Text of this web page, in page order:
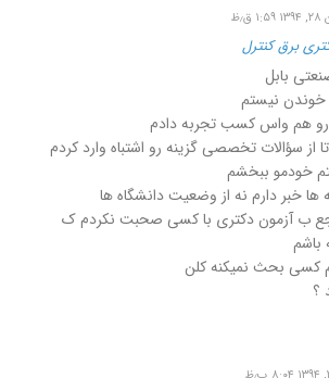
برق کنترل
بابل
نیستم
رو هم واس کسب تجربه دادم
از سؤالات تخصصی گزینه رو اشتباه وارد کردم
خودمو ببخشم
ها خبر دارم نه از وضعیت دانشگاه ها
ب آزمون دکتری با کسی صحبت نکردم ک
باشم
کسی بحث نمیکنه کلن
؟